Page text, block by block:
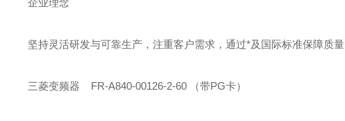
企业理念
坚持灵活研发与可靠生产，注重客户需求，通过*及国际标准保障质量
三菱变频器 FR-A840-00126-2-60 （带PG卡）